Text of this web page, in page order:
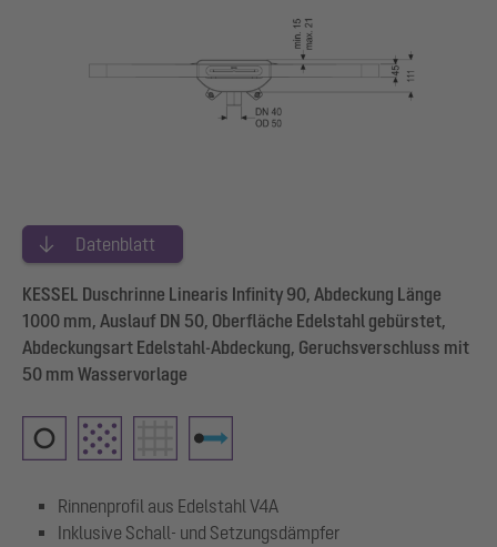
Datenblatt
KESSEL Duschrinne Linearis Infinity 90, Abdeckung Länge
1000 mm, Auslauf DN 50, Oberfläche Edelstahl gebürstet,
Abdeckungsart Edelstahl-Abdeckung, Geruchsverschluss mit
50 mm Wasservorlage
Rinnenprofil aus Edelstahl V4A
Inklusive Schall- und Setzungsdämpfer